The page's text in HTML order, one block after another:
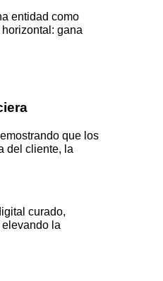
entidad como
gana
que los
del cliente, la
curado,
la